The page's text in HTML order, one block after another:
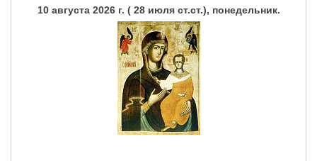
10 августа 2026 г. ( 28 июля ст.ст.), понедельник.